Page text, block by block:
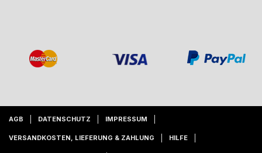
AGB DATENSCHUTZ IMPRESSUM
VERSANDKOSTEN, LIEFERUNG & ZAHLUNG HILFE